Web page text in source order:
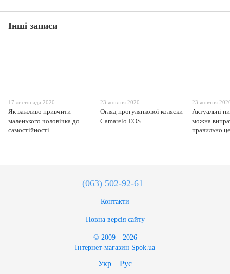
Інші записи
17 листопада 2020
Як важливо привчити
маленького чоловічка до
самостійності
23 жовтня 2020
Огляд прогулянкової коляски
Camarelo EOS
23 жовтня
Актуальні
можна
правильно
(063) 502-92-61
Контакти
Повна версія сайту
© 2009—2026
Інтернет-магазин Spok.ua
Укр Рус